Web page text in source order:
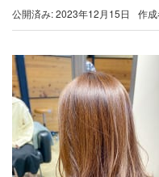
公開済み: 2023年12月15日 作